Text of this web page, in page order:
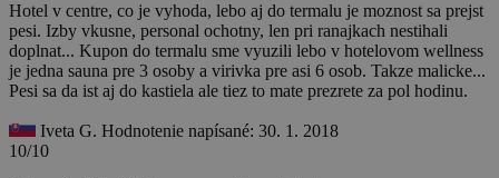
Hotel v centre, co je vyhoda, lebo aj do termalu je moznost sa prejst
pesi. Izby vkusne, personal ochotny, len pri ranajkach nestihali
doplnat... Kupon do termalu sme vyuzili lebo v hotelovom wellness
je jedna sauna pre 3 osoby a virivka pre asi 6 osob. Takze malicke...
Pesi sa da ist aj do kastiela ale tiez to mate prezrete za pol hodinu.
Iveta G. Hodnotenie napísané: 30. 1. 2018
10/10